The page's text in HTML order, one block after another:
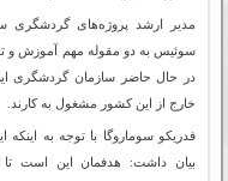
مدیر ارشد پروژه‌های گردشگری
سوئیس به دو مقوله مهم آموزش و
خارج از این کشور مشغول به کارند
فدریکو سوماروگا با توجه به
بیان داشت: هدفمان این است